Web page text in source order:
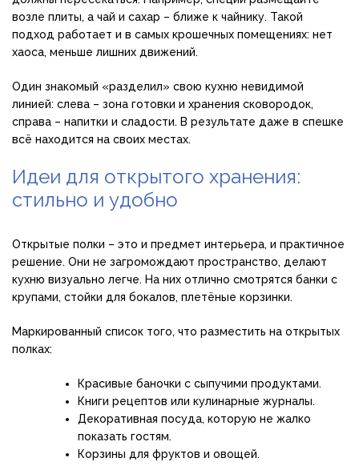
возле плиты, а чай и сахар – ближе к чайнику. Такой
подход работает и в самых крошечных помещениях: нет
хаоса, меньше лишних движений.
Один знакомый «разделил» свою кухню невидимой
линией: слева – зона готовки и хранения сковородок,
справа – напитки и сладости. В результате даже в спешке
всё находится на своих местах.
Идеи для открытого хранения:
стильно и удобно
Открытые полки – это и предмет интерьера, и практичное
решение. Они не загромождают пространство, делают
кухню визуально легче. На них отлично смотрятся банки с
крупами, стойки для бокалов, плетёные корзинки.
Маркированный список того, что разместить на открытых
полках:
Красивые баночки с сыпучими продуктами.
Книги рецептов или кулинарные журналы.
Декоративная посуда, которую не жалко
показать гостям.
Корзины для фруктов и овощей.